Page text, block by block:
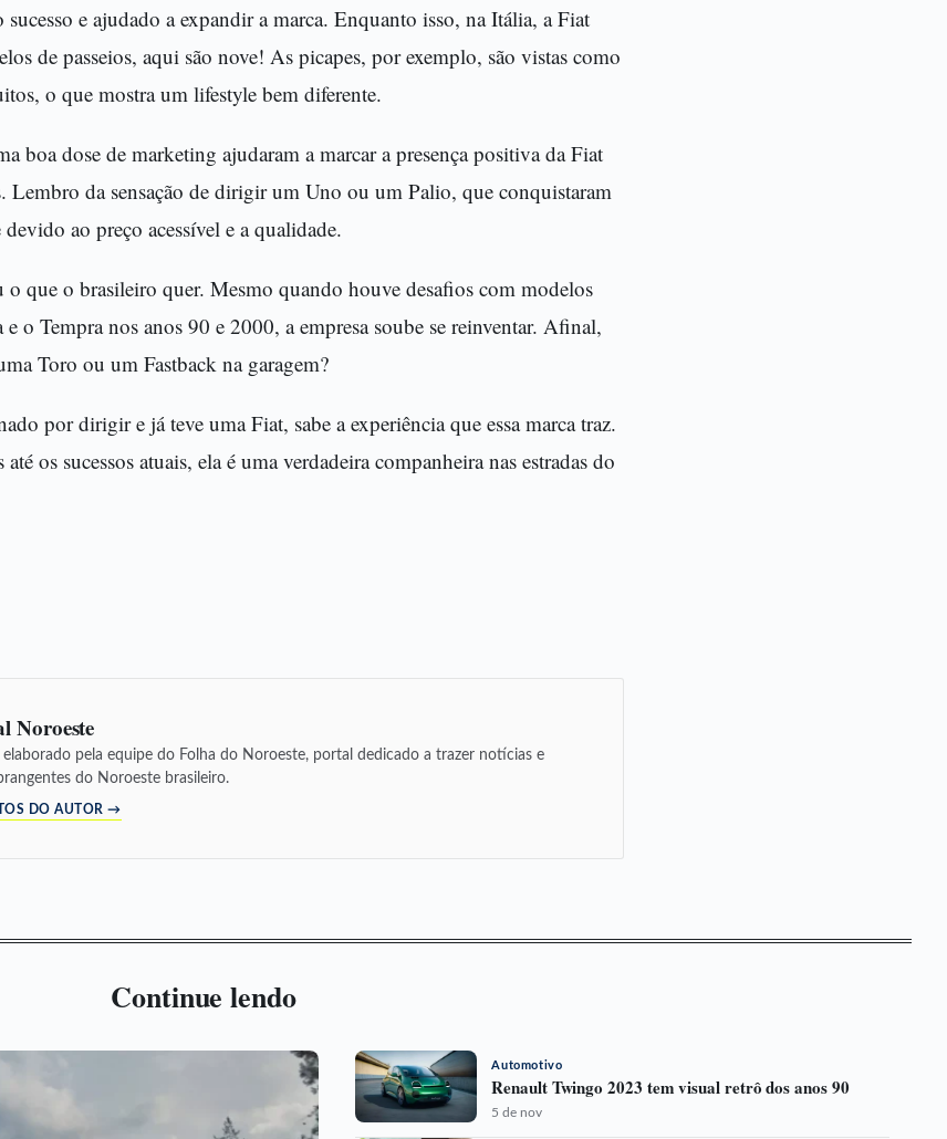
sucesso e ajudado a expandir a marca. Enquanto isso, na Itália, a Fiat
de passeios, aqui são nove! As picapes, por exemplo, são vistas como
o que mostra um lifestyle bem diferente.
boa dose de marketing ajudaram a marcar a presença positiva da Fiat
Lembro da sensação de dirigir um Uno ou um Palio, que conquistaram
ao preço acessível e a qualidade.
o que o brasileiro quer. Mesmo quando houve desafios com modelos
o Tempra nos anos 90 e 2000, a empresa soube se reinventar. Afinal,
Toro ou um Fastback na garagem?
por dirigir e já teve uma Fiat, sabe a experiência que essa marca traz.
os sucessos atuais, ela é uma verdadeira companheira nas estradas do
Noroeste
pela equipe do Folha do Noroeste, portal dedicado a trazer notícias e
do Noroeste brasileiro.
DO AUTOR →
Continue lendo
Automotivo
Renault Twingo 2023 tem visual retrô dos anos 90
5 de nov